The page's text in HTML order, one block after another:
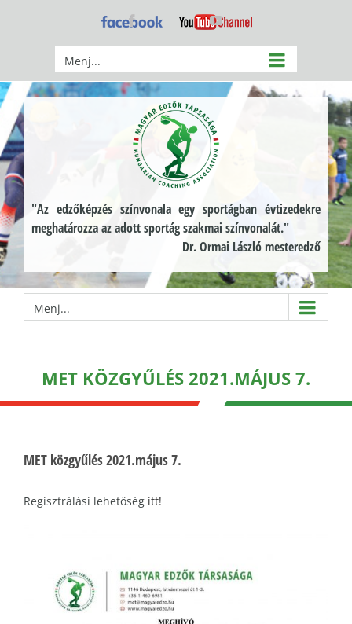
Facebook YouTube
Menj...
"Az edzőképzés színvonala egy sportágban évtizedekre
meghatározza az adott sportág szakmai színvonalát."
Dr. Ormai László mesteredző
Menj...
MET KÖZGYŰLÉS 2021.MÁJUS 7.
MET közgyűlés 2021.május 7.
Regisztrálási lehetőség itt!